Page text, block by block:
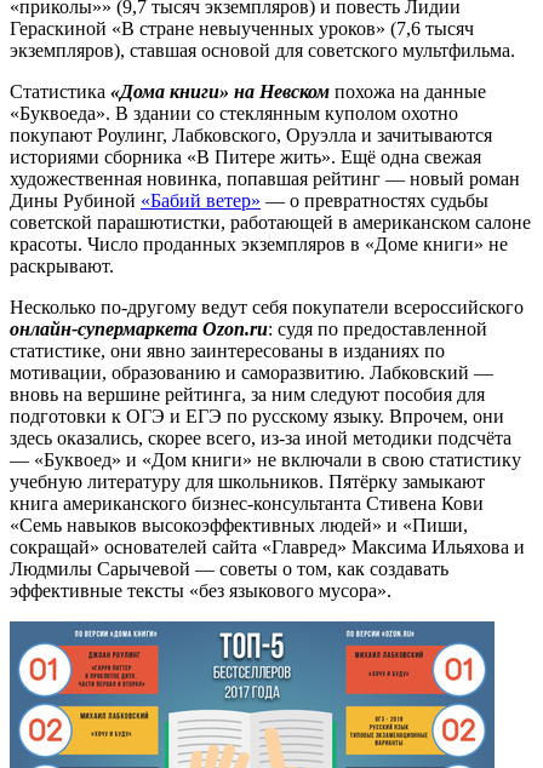
«приколы»» (9,7 тысяч экземпляров) и повесть Лидии
Гераскиной «В стране невыученных уроков» (7,6 тысяч
экземпляров), ставшая основой для советского мультфильма.
Статистика «Дома книги» на Невском похожа на данные
«Буквоеда». В здании со стеклянным куполом охотно
покупают Роулинг, Лабковского, Оруэлла и зачитываются
историями сборника «В Питере жить». Ещё одна свежая
художественная новинка, попавшая рейтинг — новый роман
Дины Рубиной «Бабий ветер» — о превратностях судьбы
советской парашютистки, работающей в американском салоне
красоты. Число проданных экземпляров в «Доме книги» не
раскрывают.
Несколько по-другому ведут себя покупатели всероссийского
онлайн-супермаркета Ozon.ru: судя по предоставленной
статистике, они явно заинтересованы в изданиях по
мотивации, образованию и саморазвитию. Лабковский —
вновь на вершине рейтинга, за ним следуют пособия для
подготовки к ОГЭ и ЕГЭ по русскому языку. Впрочем, они
здесь оказались, скорее всего, из-за иной методики подсчёта
— «Буквоед» и «Дом книги» не включали в свою статистику
учебную литературу для школьников. Пятёрку замыкают
книга американского бизнес-консультанта Стивена Кови
«Семь навыков высокоэффективных людей» и «Пиши,
сокращай» основателей сайта «Главред» Максима Ильяхова и
Людмилы Сарычевой — советы о том, как создавать
эффективные тексты «без языкового мусора».